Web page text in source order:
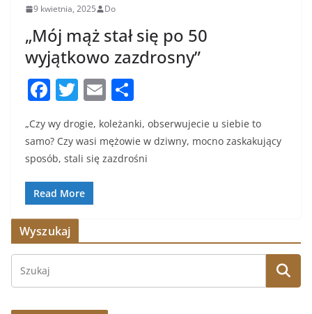
9 kwietnia, 2025 Do
„Mój mąż stał się po 50
wyjątkowo zazdrosny”
F
c
e
b
o
o
k
T
w
itt
er
E
m
ai
l
h
ar
e
„Czy wy drogie, koleżanki, obserwujecie u siebie to
samo? Czy wasi mężowie w dziwny, mocno zaskakujący
sposób, stali się zazdrośni
Read More
Wyszukaj